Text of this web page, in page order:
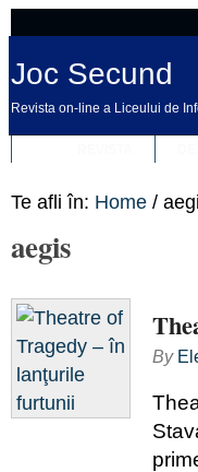
Joc Secund
Revista on-line a Liceului de
Te afli în: Home /
aegis
By